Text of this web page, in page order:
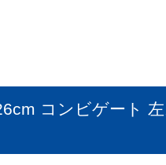
コンビゲート